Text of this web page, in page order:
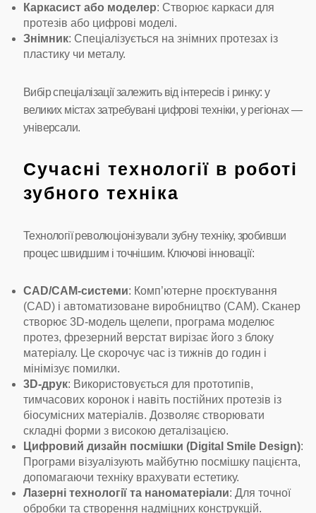
Каркасист або моделер: Створює каркаси для
протезів або цифрові моделі.
Знімник: Спеціалізується на знімних протезах із
пластику чи металу.
Вибір спеціалізації залежить від інтересів і ринку: у
великих містах затребувані цифрові техніки, у регіонах —
універсали.
Сучасні технології в роботі
зубного техніка
Технології революціонізували зубну техніку, зробивши
процес швидшим і точнішим. Ключові інновації:
CAD/CAM-системи: Комп’ютерне проєктування
(CAD) і автоматизоване виробництво (CAM). Сканер
створює 3D-модель щелепи, програма моделює
протез, фрезерний верстат вирізає його з блоку
матеріалу. Це скорочує час із тижнів до годин і
мінімізує помилки.
3D-друк: Використовується для прототипів,
тимчасових коронок і навіть постійних протезів із
біосумісних матеріалів. Дозволяє створювати
складні форми з високою деталізацією.
Цифровий дизайн посмішки (Digital Smile Design):
Програми візуалізують майбутню посмішку пацієнта,
допомагаючи техніку врахувати естетику.
Лазерні технології та наноматеріали: Для точної
обробки та створення надміцних конструкцій.